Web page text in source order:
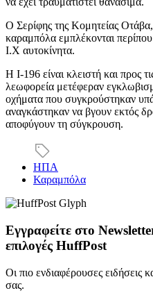
Ο Σερίφης της Κομητείας
καραμπόλα εμπλέκονται
Ι.Χ αυτοκίνητα.
Η I-196 είναι κλειστή και προς
λεωφορεία μετέφεραν
οχήματα που συγκρούστηκαν
αναγκάστηκαν να βγουν εκτός
αποφύγουν τη σύγκρουση.
ΗΠΑ
Καραμπόλα
Εγγραφείτε στο
επιλογές HuffPost
Οι πιο ενδιαφέρουσες ειδήσεις
σας.